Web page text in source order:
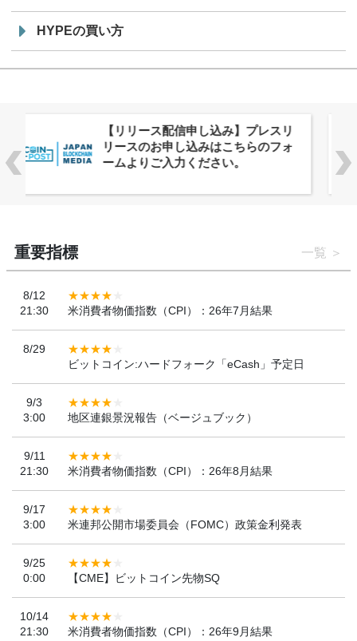
HYPEの買い方
株式会社PlnX、アジア最大級のグロ
ーバルWeb3カンファレンス
「WebX2026」とのコラボレーショ
重要指標 一覧
8/12
21:30
米消費者物価指数（CPI）：26年7月結果
8/29
ビットコイン:ハードフォーク「eCash」予定日
9/3
3:00
地区連銀景況報告（ベージュブック）
9/11
21:30
米消費者物価指数（CPI）：26年8月結果
9/17
3:00
米連邦公開市場委員会（FOMC）政策金利発表
9/25
0:00
【CME】ビットコイン先物SQ
10/14
21:30
米消費者物価指数（CPI）：26年9月結果